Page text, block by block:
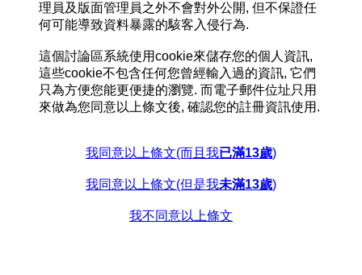
理員及版面管理員之外不會對外公開, 但不保證任
何可能導致資料暴露的駭客入侵行為.
這個討論區系統使用cookie來儲存您的個人資訊,
這些cookie不包含任何您曾經輸入過的資訊, 它們
只為方便您能更便捷的瀏覽. 而電子郵件位址只用
來做為您同意以上條文後, 確認您的註冊資訊使用.
我同意以上條文(而且我已滿13歲)
我同意以上條文(但是我未滿13歲)
我不同意以上條文